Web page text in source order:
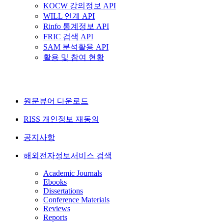
KOCW 강의정보 API
WILL 연계 API
Rinfo 통계정보 API
FRIC 검색 API
SAM 분석활용 API
활용 및 참여 현황
원문뷰어 다운로드
RISS 개인정보 재동의
공지사항
해외전자정보서비스 검색
Academic Journals
Ebooks
Dissertations
Conference Materials
Reviews
Reports